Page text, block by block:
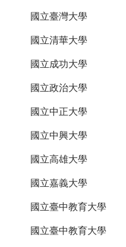
國立臺灣大學
國立清華大學
國立成功大學
國立政治大學
國立中正大學
國立中興大學
國立高雄大學
國立嘉義大學
國立臺中教育大學
國立臺中教育大學